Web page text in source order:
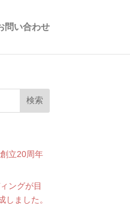
問い合わせ
立20周年
ングが目
しました。